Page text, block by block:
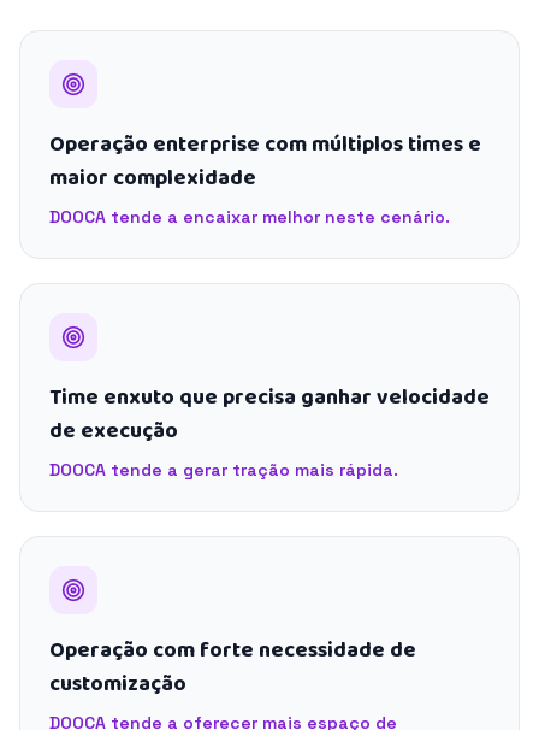
Operação enterprise com múltiplos times e
maior complexidade
DOOCA tende a encaixar melhor neste cenário.
Time enxuto que precisa ganhar velocidade
de execução
DOOCA tende a gerar tração mais rápida.
Operação com forte necessidade de
customização
DOOCA tende a oferecer mais espaço de